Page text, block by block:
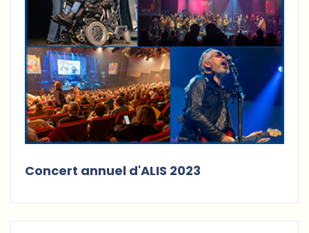
Concert annuel d'ALIS 2023